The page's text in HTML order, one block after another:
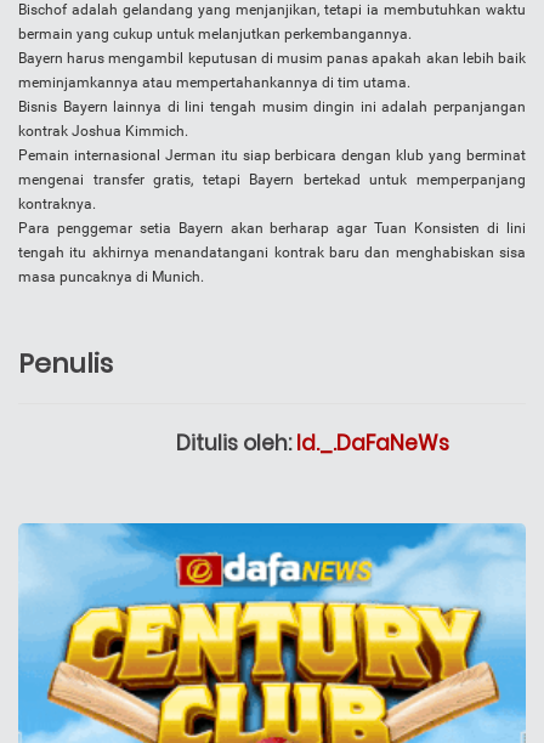
Bischof adalah gelandang yang menjanjikan, tetapi ia membutuhkan waktu
bermain yang cukup untuk melanjutkan perkembangannya.
Bayern harus mengambil keputusan di musim panas apakah akan lebih baik
meminjamkannya atau mempertahankannya di tim utama.
Bisnis Bayern lainnya di lini tengah musim dingin ini adalah perpanjangan
kontrak Joshua Kimmich.
Pemain internasional Jerman itu siap berbicara dengan klub yang berminat
mengenai transfer gratis, tetapi Bayern bertekad untuk memperpanjang
kontraknya.
Para penggemar setia Bayern akan berharap agar Tuan Konsisten di lini
tengah itu akhirnya menandatangani kontrak baru dan menghabiskan sisa
masa puncaknya di Munich.
Penulis
Ditulis oleh:Id._.DaFaNeWs